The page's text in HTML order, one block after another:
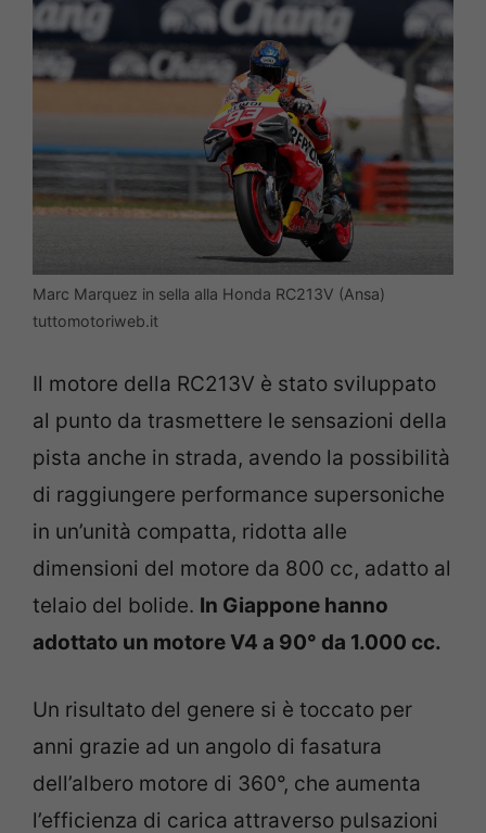
Marc Marquez in sella alla Honda RC213V (Ansa)
tuttomotoriweb.it
Il motore della RC213V è stato sviluppato
al punto da trasmettere le sensazioni della
pista anche in strada, avendo la possibilità
di raggiungere performance supersoniche
in un’unità compatta, ridotta alle
dimensioni del motore da 800 cc, adatto al
telaio del bolide. In Giappone hanno
adottato un motore V4 a 90° da 1.000 cc.
Un risultato del genere si è toccato per
anni grazie ad un angolo di fasatura
dell’albero motore di 360°, che aumenta
l’efficienza di carica attraverso pulsazioni